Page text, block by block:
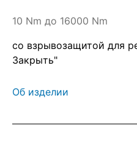
10 Nm до 16000 Nm
со взрывозащитой для
Закрыть"
Об изделии